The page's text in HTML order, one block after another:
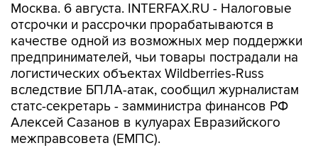
Москва. 6 августа. INTERFAX.RU - Налоговые
отсрочки и рассрочки прорабатываются в
качестве одной из возможных мер поддержки
предпринимателей, чьи товары пострадали на
логистических объектах Wildberries-Russ
вследствие БПЛА-атак, сообщил журналистам
статс-секретарь - замминистра финансов РФ
Алексей Сазанов в кулуарах Евразийского
межправсовета (ЕМПС).